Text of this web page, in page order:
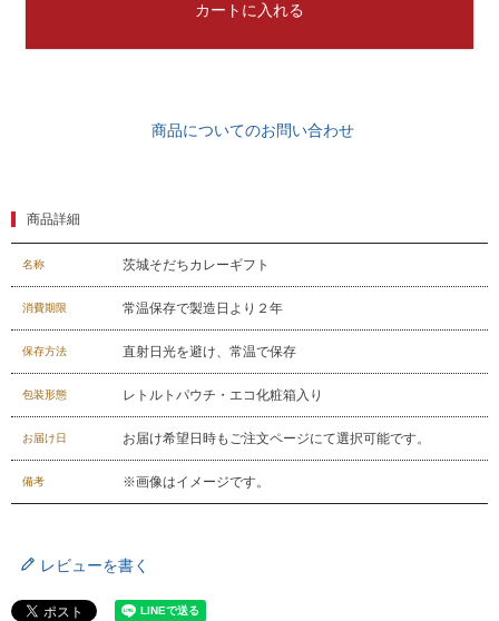
カートに入れる
商品についてのお問い合わせ
商品詳細
名称 茨城そだちカレーギフト
消費期限 常温保存で製造日より２年
保存方法 直射日光を避け、常温で保存
包装形態 レトルトパウチ・エコ化粧箱入り
お届け日 お届け希望日時もご注文ページにて選択可能です。
備考 ※画像はイメージです。
レビューを書く